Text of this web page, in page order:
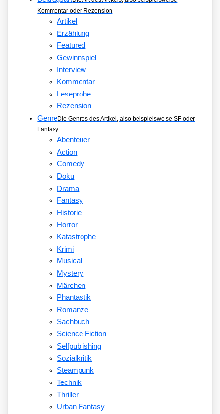
Kommentar oder Rezension
Artikel
Erzählung
Featured
Gewinnspiel
Interview
Kommentar
Leseprobe
Rezension
GenreDie Genres des Artikel, also beispielsweise SF oder
Fantasy
Abenteuer
Action
Comedy
Doku
Drama
Fantasy
Historie
Horror
Katastrophe
Krimi
Musical
Mystery
Märchen
Phantastik
Romanze
Sachbuch
Science Fiction
Selfpublishing
Sozialkritik
Steampunk
Technik
Thriller
Urban Fantasy